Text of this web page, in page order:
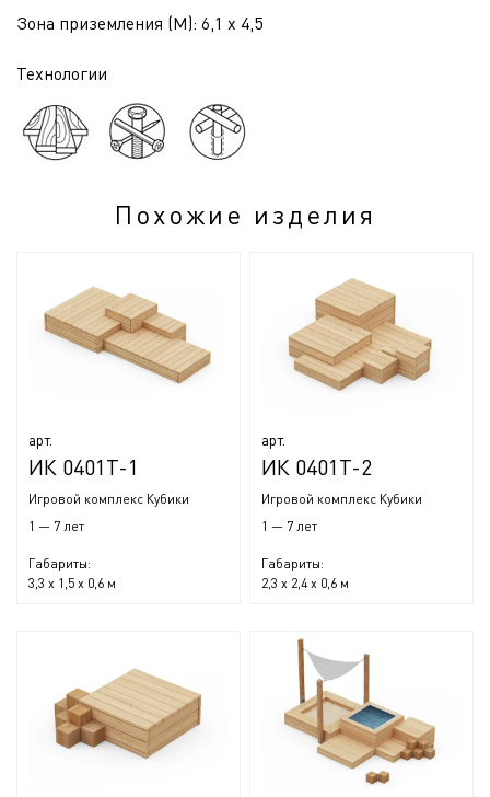
Зона приземления (М): 6,1 x 4,5
Технологии
Похожие изделия
арт.
ИК 0401Т-1
Игровой комплекс Кубики
1 — 7 лет
Габариты:
3,3 x 1,5 x 0,6 м
арт.
ИК 0401Т-2
Игровой комплекс Кубики
1 — 7 лет
Габариты:
2,3 x 2,4 x 0,6 м